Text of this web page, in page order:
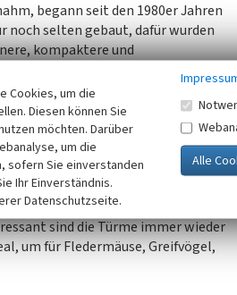
begann seit den 1980er Jahren
noch selten gebaut, dafür wurden
kompaktere und
Baulich intakt und für den Abriss
Industriearchitektur und oft
erkannt. Umnutzung statt
zu sein. Cafes, Bushaltestellen,
Sie wurden zu Kunstobjekten, zu
sind die Türme immer wieder
um für Fledermäuse, Greifvögel,
Cookies, um die
Diesen können Sie
möchten. Darüber
um die
sofern Sie einverstanden
Ihr Einverständnis.
Datenschutzseite.